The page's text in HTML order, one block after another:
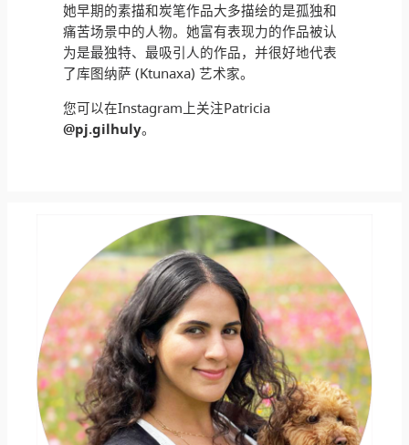
她早期的素描和炭笔作品大多描绘的是孤独和
痛苦场景中的人物。她富有表现力的作品被认
为是最独特、最吸引人的作品，并很好地代表
了库图纳萨 (Ktunaxa) 艺术家。
您可以在Instagram上关注Patricia
@pj.gilhuly。